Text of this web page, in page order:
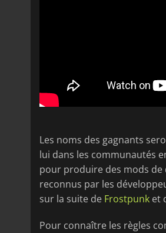
Les noms des gagnants
lui dans les communautés
pour produire des mods
reconnus par les
sur la suite de Frostpunk et
Pour connaître les règles